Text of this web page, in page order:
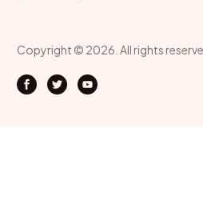
Copyright © 2026. All rights